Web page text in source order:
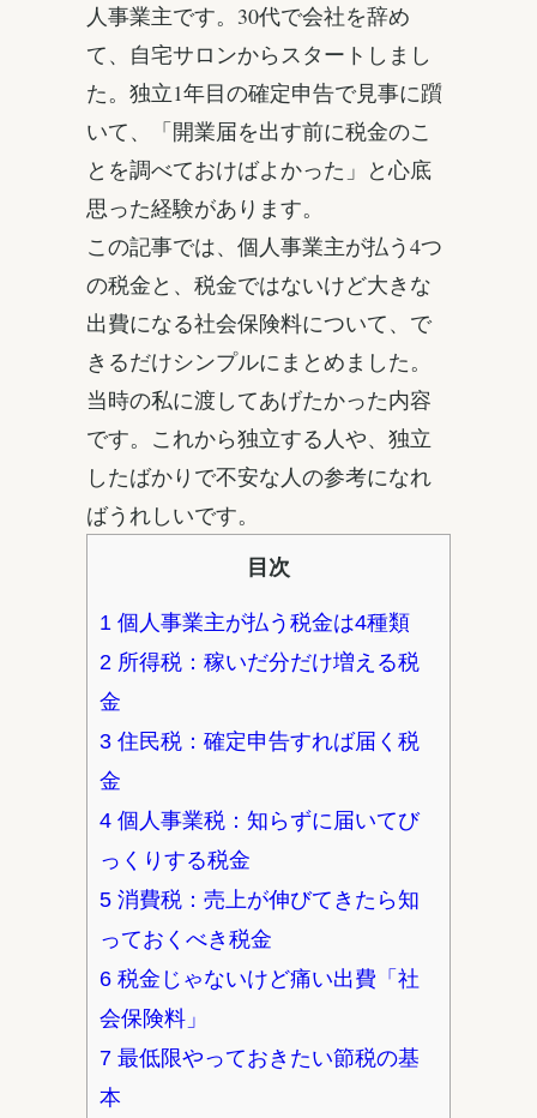
人事業主です。30代で会社を辞め
て、自宅サロンからスタートしまし
た。独立1年目の確定申告で見事に躓
いて、「開業届を出す前に税金のこ
とを調べておけばよかった」と心底
思った経験があります。
この記事では、個人事業主が払う4つ
の税金と、税金ではないけど大きな
出費になる社会保険料について、で
きるだけシンプルにまとめました。
当時の私に渡してあげたかった内容
です。これから独立する人や、独立
したばかりで不安な人の参考になれ
ばうれしいです。
目次
1 個人事業主が払う税金は4種類
2 所得税：稼いだ分だけ増える税
金
3 住民税：確定申告すれば届く税
金
4 個人事業税：知らずに届いてび
っくりする税金
5 消費税：売上が伸びてきたら知
っておくべき税金
6 税金じゃないけど痛い出費「社
会保険料」
7 最低限やっておきたい節税の基
本